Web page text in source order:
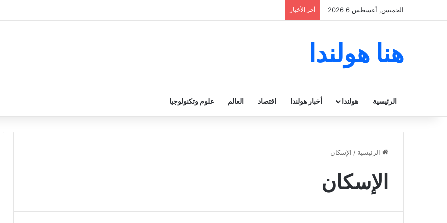
الخميس, أغسطس 6 2026 أخر الأخبار
هنا هولندا
الرئيسية هولندا أخبار هولندا اقتصاد العالم علوم وتكنولوجيا
الرئيسية / الإسكان
الإسكان